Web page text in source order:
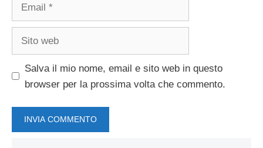
Salva il mio nome, email e sito web in questo
browser per la prossima volta che commento.